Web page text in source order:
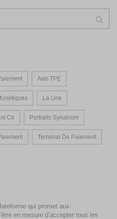
Avis TPE
La Une
Cb Portraits Synalcom
Terminal De Paiement
qui promet aux
en mesure d’accepter tous les